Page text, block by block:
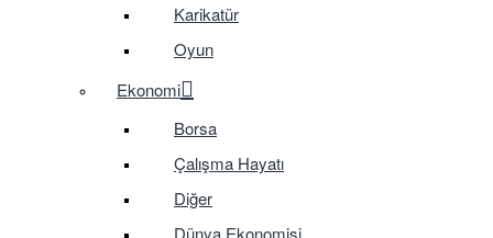
Karikatür
Oyun
Ekonomi
Borsa
Çalışma Hayatı
Diğer
Dünya Ekonomisi